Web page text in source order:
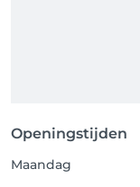
Openingstijden
Maandag